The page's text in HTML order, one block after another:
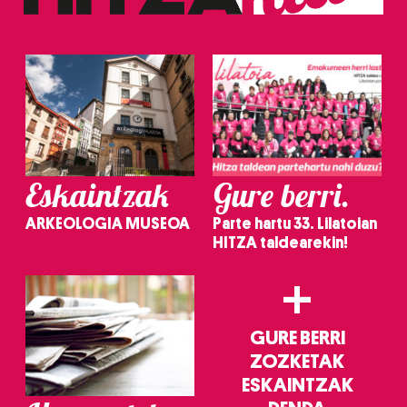
Eskaintzak
ARKEOLOGIA MUSEOA
Gure berri.
Parte hartu 33. Lilatoian
HITZA taldearekin!
+
GURE BERRI
ZOZKETAK
ESKAINTZAK